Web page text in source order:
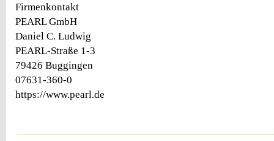
Firmenkontakt
PEARL GmbH
Daniel C. Ludwig
PEARL-Straße 1-3
79426 Buggingen
07631-360-0
https://www.pearl.de